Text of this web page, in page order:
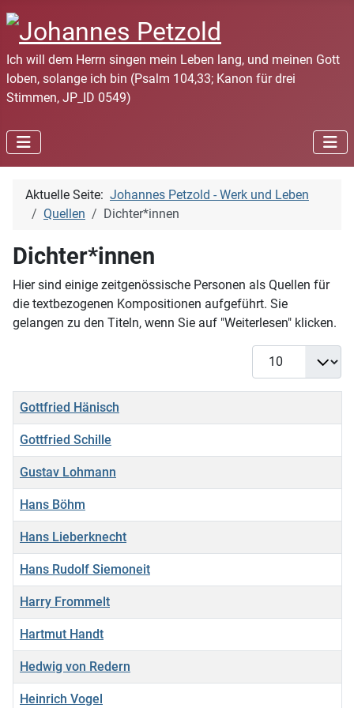
Ich will dem Herrn singen mein Leben lang, und meinen Gott
loben, solange ich bin (Psalm 104,33; Kanon für drei
Stimmen, JP_ID 0549)
Aktuelle Seite: Johannes Petzold - Werk und Leben
Quellen
Dichter*innen
Dichter*innen
Hier sind einige zeitgenössische Personen als Quellen für
die textbezogenen Kompositionen aufgeführt. Sie
gelangen zu den Titeln, wenn Sie auf "Weiterlesen" klicken.
Anzeige #
Titel
Gottfried Hänisch
Gottfried Schille
Gustav Lohmann
Hans Böhm
Hans Lieberknecht
Hans Rudolf Siemoneit
Harry Frommelt
Hartmut Handt
Hedwig von Redern
Heinrich Vogel